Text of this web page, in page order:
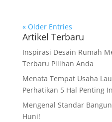
« Older Entries
Artikel Terbaru
Inspirasi Desain Rumah
Terbaru Pilihan Anda
Menata Tempat Usaha
Perhatikan 5 Hal Penting
Mengenal Standar
Huni!